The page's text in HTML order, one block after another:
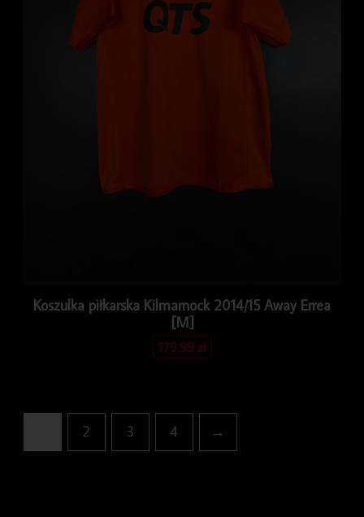
Koszulka piłkarska Kilmarnock 2014/15 Away Errea
[M]
179.99zł
2 3 4 →